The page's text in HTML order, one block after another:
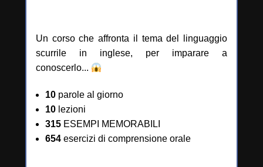
Un corso che affronta il tema del linguaggio
scurrile in inglese, per imparare a
conoscerlo...
10 parole al giorno
10 lezioni
315 ESEMPI MEMORABILI
654 esercizi di comprensione orale